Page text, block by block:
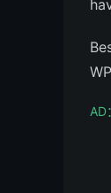
AD：